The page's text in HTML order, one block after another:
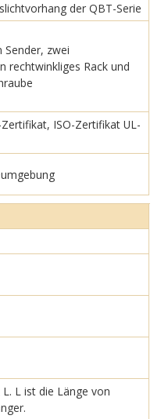
der QBT-Serie
Sender, zwei
rechtwinkliges Rack und
Zertifikat, ISO-Zertifikat UL-
L ist die Länge von